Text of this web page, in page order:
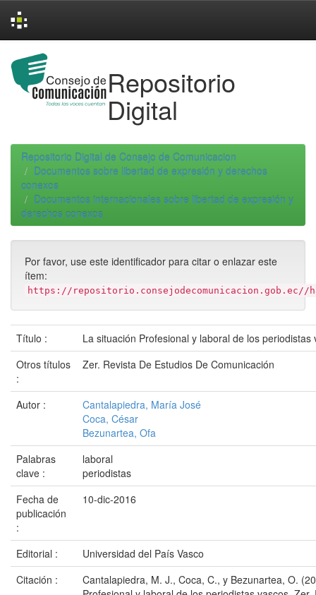
navigation
Repositorio
Digital
Repositorio Digital de Consejo de Comunicacion
Documentos sobre libertad de expresión y derechos
conexos
Documentos internacionales sobre libertad de expresión y
derechos conexos
Por favor, use este identificador para citar o enlazar este
ítem:
https://repositorio.consejodecomunicacion.gob.ec//
Título :
La situación Profesional y laboral de los periodistas
Otros títulos
:
Zer. Revista De Estudios De Comunicación
Autor :
Cantalapiedra, María José
Coca, César
Bezunartea, Ofa
Palabras
clave :
laboral
periodistas
Fecha de
publicación
:
10-dic-2016
Editorial :
Universidad del País Vasco
Citación :
Cantalapiedra, M. J., Coca, C., y Bezunartea, O.